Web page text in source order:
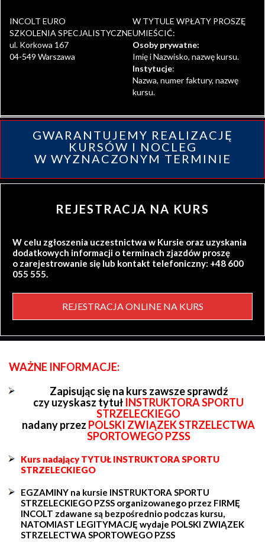
INCOLT EURO
SZKOLENIA SPECJALISTYCZNE
ul. Korkowa 167
04-549 Warszawa
W TYTULE WPŁATY PROSZĘ
UMIEŚCIĆ:
Osoby prywatne:
Imię i Nazwisko, nazwę kursu.
Instytucje:
Nazwa, numer faktury, nazwę
kursu.
GWARANTUJEMY REALIZACJĘ
KURSÓW I NOCLEG
W WYZNACZONYM TERMINIE
REJESTRACJA NA KURS
W celu zgłoszenia uczestnictwa w Kursie oraz uzyskania
dodatkowych informacji o terminach zjazdów proszę
o zarejestrowanie się lub kontakt telefoniczny: +48 600
055 555.
REJESTRACJA ONLINE NA KURS
WAŻNE INFORMACJE:
Zapisując się na kurs zawsze sprawdź
czy uzyskasz tytuł INSTRUKTORA SPORTU
STRZELECKIEGO
nadany przez POLSKI ZWIĄZEK STRZELECTWA
SPORTOWEGO PZSS
Kurs nadający TYTUŁ INSTRUKTORA SPORTU
STRZELECKIEGO
EGZAMINY na kursie INSTRUKTORA SPORTU
STRZELECKIEGO PZSS organizowanego przez FIRMĘ
INCOLT zdawane są bezpośrednio podczas kursu,
NATOMIAST LEGITYMACJĘ wydaje POLSKI ZWIĄZEK
STRZELECTWA SPORTOWEGO PZSS